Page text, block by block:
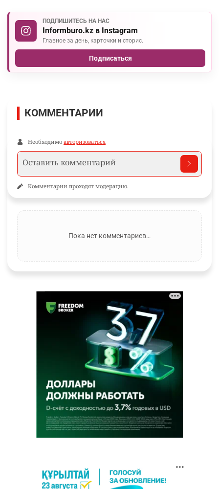
ПОДПИШИТЕСЬ НА НАС
Informburo.kz в Instagram
Главное за день, карточки и сторис.
Подписаться
КОММЕНТАРИИ
Необходимо авторизоваться
Комментарии проходят модерацию.
Пока нет комментариев…